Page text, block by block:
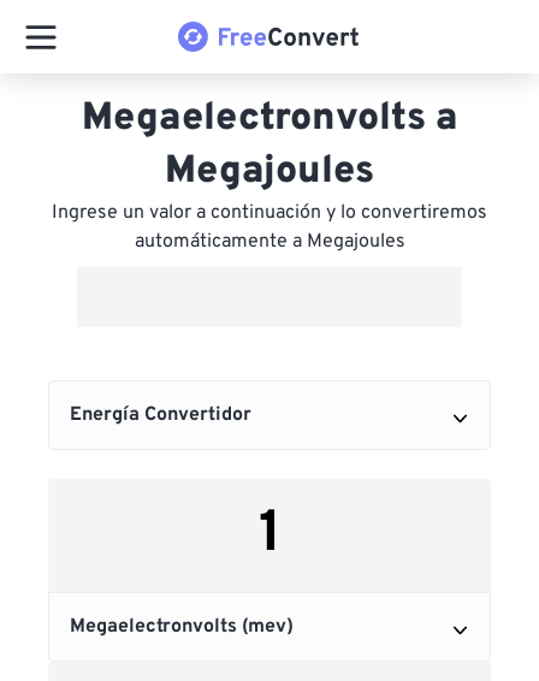
Megaelectronvolts a
Megajoules
Ingrese un valor a continuación y lo convertiremos
automáticamente a Megajoules